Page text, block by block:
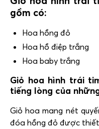
gồm có:
Hoa hồng đỏ
Hoa hồ điệp trắng
Hoa baby trắng
Giỏ hoa hình trái
tiếng lòng của
Giỏ hoa mang nét
đóa hồng đỏ được